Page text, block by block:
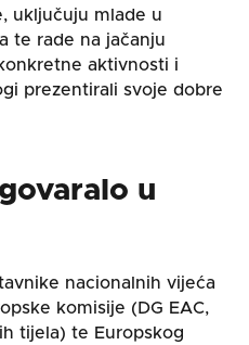
uključuju mlade u
te rade na jačanju
aktivnosti i
prezentirali svoje dobre
u
nacionalnih vijeća
komisije (DG EAC,
tijela) te Europskog